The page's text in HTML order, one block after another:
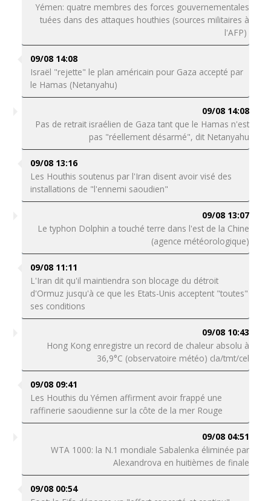
Yémen: quatre membres des forces gouvernementales
tuées dans des attaques houthies (sources militaires à
l'AFP)
09/08 14:08
Israël "rejette" le plan américain pour Gaza accepté par
le Hamas (Netanyahu)
09/08 14:08
Pas de retrait israélien de Gaza tant que le Hamas n'est
pas "réellement désarmé", dit Netanyahu
09/08 13:16
Les Houthis soutenus par l'Iran disent avoir visé des
installations de "l'ennemi saoudien"
09/08 13:07
Le typhon Dolphin a touché terre dans l'est de la Chine
(agence météorologique)
09/08 11:11
L'Iran dit qu'il maintiendra son blocage du détroit
d'Ormuz jusqu'à ce que les Etats-Unis acceptent "toutes"
ses conditions
09/08 10:43
Hong Kong enregistre un record de chaleur absolu à
36,9°C (observatoire météo) cla/tmt/cel
09/08 09:41
Les Houthis du Yémen affirment avoir frappé une
raffinerie saoudienne sur la côte de la mer Rouge
09/08 04:51
WTA 1000: la N.1 mondiale Sabalenka éliminée par
Alexandrova en huitièmes de finale
09/08 00:54